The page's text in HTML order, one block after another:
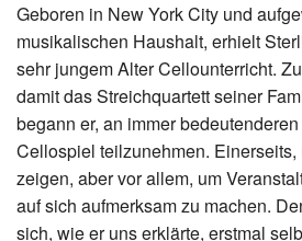
Geboren in New York City und
musikalischen Haushalt, erhielt
sehr jungem Alter Cellounterricht.
damit das Streichquartett seiner
begann er, an immer
Cellospiel teilzunehmen.
zeigen, aber vor allem, um
auf sich aufmerksam zu machen.
sich, wie er uns erklärte, erstmal